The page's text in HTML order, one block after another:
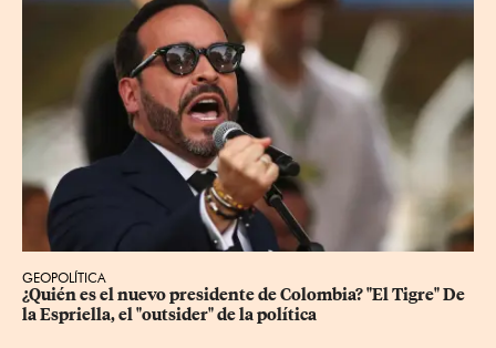
GEOPOLÍTICA
¿Quién es el nuevo presidente de Colombia? "El Tigre" De
la Espriella, el "outsider" de la política